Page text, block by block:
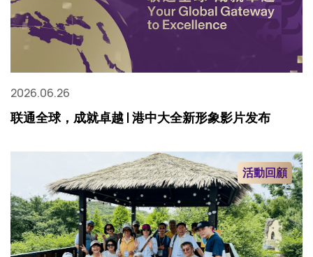
2026.06.26
联通全球，成就卓越 | 港中大全新形象影片发布
活動回顧